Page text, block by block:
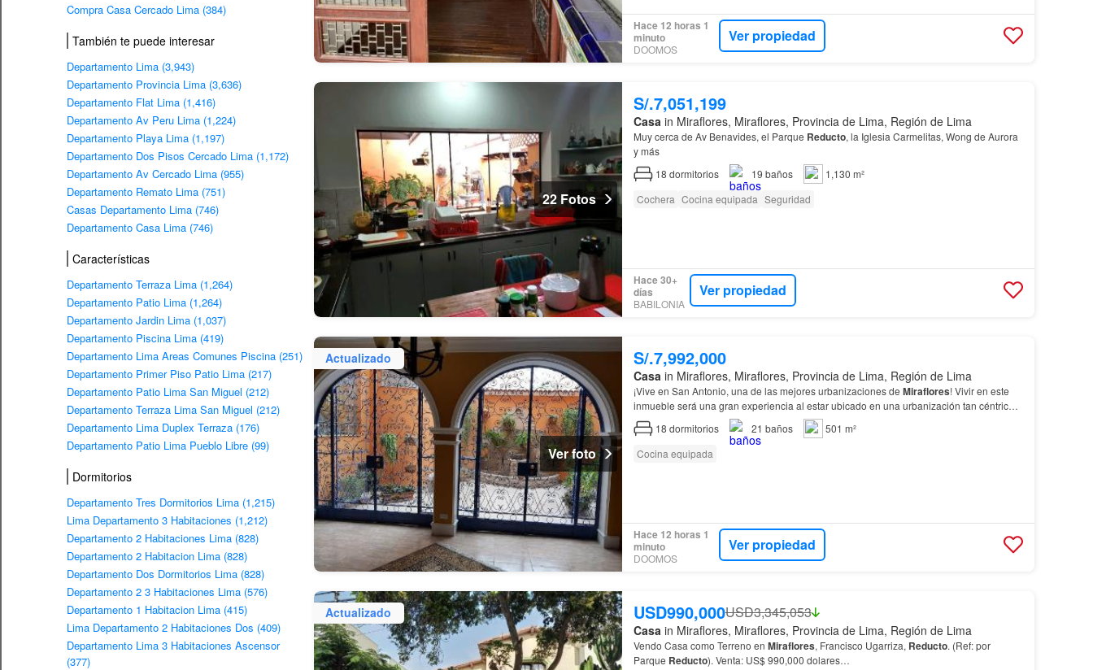
Compra Casa Cercado Lima (384)
También te puede interesar
Departamento Lima (3,943)
Departamento Provincia Lima (3,636)
Departamento Flat Lima (1,416)
Departamento Av Peru Lima (1,224)
Departamento Playa Lima (1,197)
Departamento Dos Pisos Cercado Lima (1,172)
Departamento Av Cercado Lima (955)
Departamento Remato Lima (751)
Casas Departamento Lima (746)
Departamento Casa Lima (746)
Características
Departamento Terraza Lima (1,264)
Departamento Patio Lima (1,264)
Departamento Jardin Lima (1,037)
Departamento Piscina Lima (419)
Departamento Lima Areas Comunes Piscina (251)
Departamento Primer Piso Patio Lima (217)
Departamento Patio Lima San Miguel (212)
Departamento Terraza Lima San Miguel (212)
Departamento Lima Duplex Terraza (176)
Departamento Patio Lima Pueblo Libre (99)
Dormitorios
Departamento Tres Dormitorios Lima (1,215)
Lima Departamento 3 Habitaciones (1,212)
Departamento 2 Habitaciones Lima (828)
Departamento 2 Habitacion Lima (828)
Departamento Dos Dormitorios Lima (828)
Departamento 2 3 Habitaciones Lima (576)
Departamento 1 Habitacion Lima (415)
Lima Departamento 2 Habitaciones Dos (409)
Departamento Lima 3 Habitaciones Ascensor
(377)
Hace 12 horas 1
minuto
DOOMOS
Ver propiedad
22 Fotos
S/.7,051,199
Casa in Miraflores, Miraflores, Provincia de Lima, Región de Lima
Muy cerca de Av Benavides, el Parque Reducto, la Iglesia Carmelitas, Wong de Aurora
y más
18 dormitorios 19 baños
1,130 m²
Cochera Cocina equipada Seguridad
Hace 30+
días
BABILONIA
Ver propiedad
Actualizado
Ver foto
S/.7,992,000
Casa in Miraflores, Miraflores, Provincia de Lima, Región de Lima
¡Vive en San Antonio, una de las mejores urbanizaciones de Miraflores! Vivir en este
inmueble será una gran experiencia al estar ubicado en una urbanización tan céntrica
les permitirá estar muy cerca al corazón de
18 dormitorios 21 baños
501 m²
Cocina equipada
Hace 12 horas 1
minuto
DOOMOS
Ver propiedad
Actualizado USD990,000USD3,345,053
Casa in Miraflores, Miraflores, Provincia de Lima, Región de Lima
Vendo Casa como Terreno en Miraflores, Francisco Ugarriza, Reducto. (Ref: por
Parque Reducto). Venta: US$ 990,000 dolares…